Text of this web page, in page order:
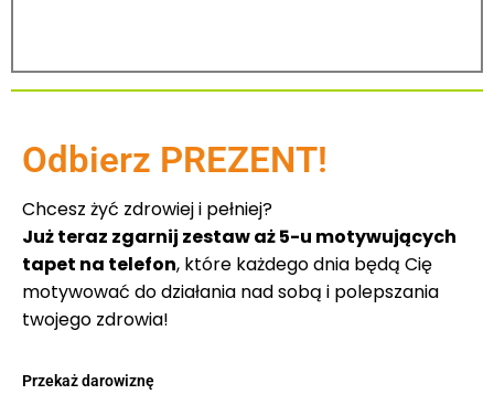
Odbierz PREZENT!
Chcesz żyć zdrowiej i pełniej?
Już teraz zgarnij zestaw aż 5-u motywujących
tapet na telefon, które każdego dnia będą Cię
motywować do działania nad sobą i polepszania
twojego zdrowia!
Przekaż darowiznę